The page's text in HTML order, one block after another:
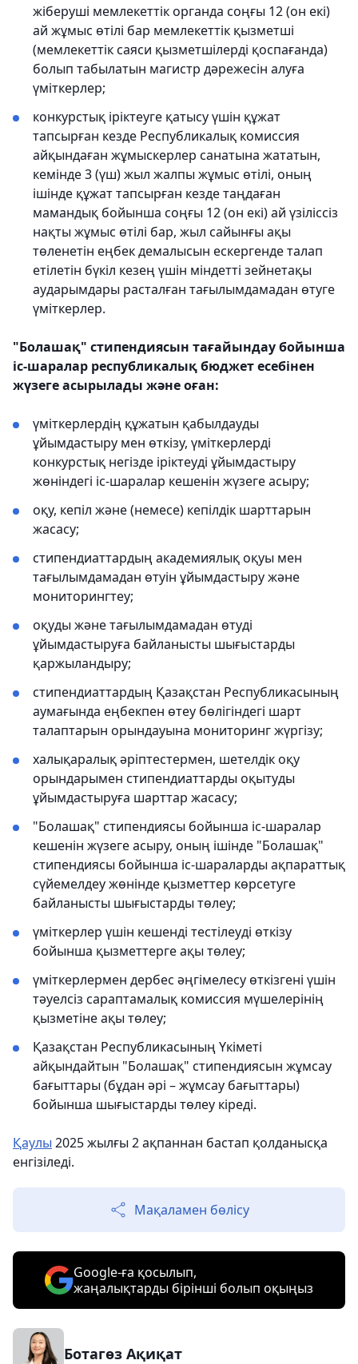
жіберуші мемлекеттік органда соңғы 12 (он екі)
ай жұмыс өтілі бар мемлекеттік қызметші
(мемлекеттік саяси қызметшілерді қоспағанда)
болып табылатын магистр дәрежесін алуға
үміткерлер;
конкурстық іріктеуге қатысу үшін құжат
тапсырған кезде Республикалық комиссия
айқындаған жұмыскерлер санатына жататын,
кемінде 3 (үш) жыл жалпы жұмыс өтілі, оның
ішінде құжат тапсырған кезде таңдаған
мамандық бойынша соңғы 12 (он екі) ай үзіліссіз
нақты жұмыс өтілі бар, жыл сайынғы ақы
төленетін еңбек демалысын ескергенде талап
етілетін бүкіл кезең үшін міндетті зейнетақы
аударымдары расталған тағылымдамадан өтуге
үміткерлер.
"Болашақ" стипендиясын тағайындау бойынша
іс-шаралар республикалық бюджет есебінен
жүзеге асырылады және оған:
үміткерлердің құжатын қабылдауды
ұйымдастыру мен өткізу, үміткерлерді
конкурстық негізде іріктеуді ұйымдастыру
жөніндегі іс-шаралар кешенін жүзеге асыру;
оқу, кепіл және (немесе) кепілдік шарттарын
жасасу;
стипендиаттардың академиялық оқуы мен
тағылымдамадан өтуін ұйымдастыру және
мониторингтеу;
оқуды және тағылымдамадан өтуді
ұйымдастыруға байланысты шығыстарды
қаржыландыру;
стипендиаттардың Қазақстан Республикасының
аумағында еңбекпен өтеу бөлігіндегі шарт
талаптарын орындауына мониторинг жүргізу;
халықаралық әріптестермен, шетелдік оқу
орындарымен стипендиаттарды оқытуды
ұйымдастыруға шарттар жасасу;
"Болашақ" стипендиясы бойынша іс-шаралар
кешенін жүзеге асыру, оның ішінде "Болашақ"
стипендиясы бойынша іс-шараларды ақпараттық
сүйемелдеу жөнінде қызметтер көрсетуге
байланысты шығыстарды төлеу;
үміткерлер үшін кешенді тестілеуді өткізу
бойынша қызметтерге ақы төлеу;
үміткерлермен дербес әңгімелесу өткізгені үшін
тәуелсіз сараптамалық комиссия мүшелерінің
қызметіне ақы төлеу;
Қазақстан Республикасының Үкіметі
айқындайтын "Болашақ" стипендиясын жұмсау
бағыттары (бұдан әрі – жұмсау бағыттары)
бойынша шығыстарды төлеу кіреді.
Қаулы 2025 жылғы 2 ақпаннан бастап қолданысқа
енгізіледі.
Мақаламен бөлісу
Google-ға қосылып,
жаңалықтарды бірінші болып оқыңыз
Ботагөз Ақиқат